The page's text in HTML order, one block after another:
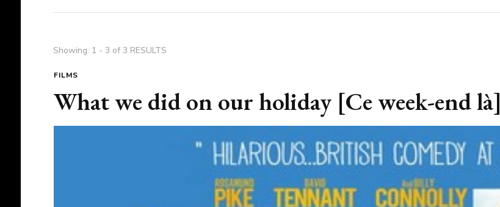
Showing: 1 - 3 of 3 RESULTS
FILMS
What we did on our holiday [Ce week-end là]